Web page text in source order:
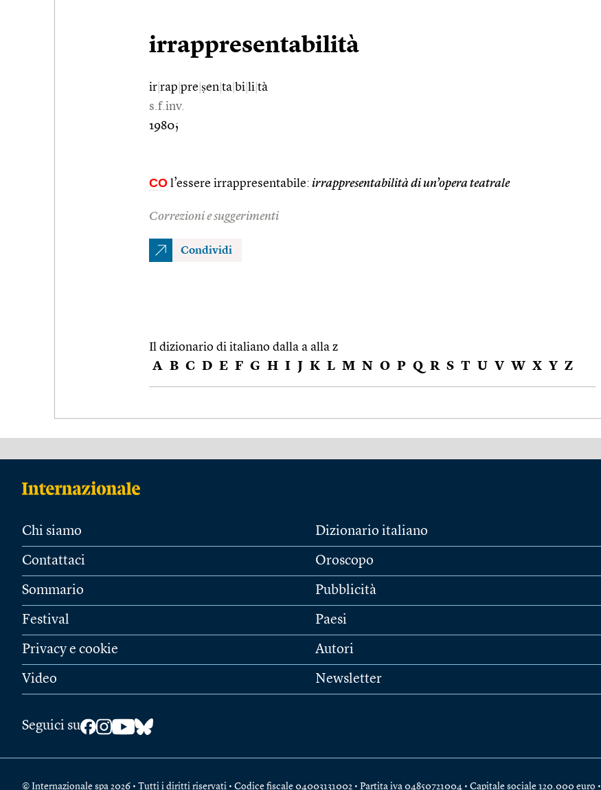
irrappresentabilità
ir rap pre ṣen ta bi li tà
s.f.inv.
1980;
CO l’essere irrappresentabile: irrappresentabilità di un’opera teatrale
Correzioni e suggerimenti
Condividi
Il dizionario di italiano dalla a alla z
A B C D E F G H I J K L M N O P Q R S T U V W X Y Z
Chi siamo
Contattaci
Sommario
Festival
Privacy e cookie
Video
Dizionario italiano
Oroscopo
Pubblicità
Paesi
Autori
Newsletter
Seguici su
© Internazionale spa 2026 • Tutti i diritti riservati • Codice fiscale 04003131002 • Partita iva 04850721004 • Capitale sociale 120.000 euro •